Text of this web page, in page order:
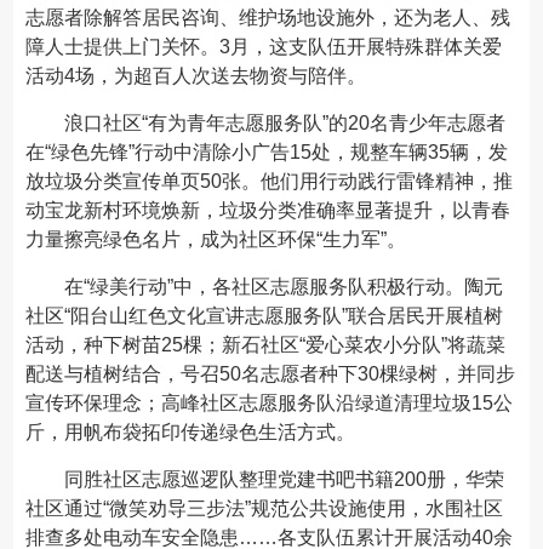
志愿者除解答居民咨询、维护场地设施外，还为老人、残
障人士提供上门关怀。3月，这支队伍开展特殊群体关爱
活动4场，为超百人次送去物资与陪伴。
浪口社区“有为青年志愿服务队”的20名青少年志愿者
在“绿色先锋”行动中清除小广告15处，规整车辆35辆，发
放垃圾分类宣传单页50张。他们用行动践行雷锋精神，推
动宝龙新村环境焕新，垃圾分类准确率显著提升，以青春
力量擦亮绿色名片，成为社区环保“生力军”。
在“绿美行动”中，各社区志愿服务队积极行动。陶元
社区“阳台山红色文化宣讲志愿服务队”联合居民开展植树
活动，种下树苗25棵；新石社区“爱心菜农小分队”将蔬菜
配送与植树结合，号召50名志愿者种下30棵绿树，并同步
宣传环保理念；高峰社区志愿服务队沿绿道清理垃圾15公
斤，用帆布袋拓印传递绿色生活方式。
同胜社区志愿巡逻队整理党建书吧书籍200册，华荣
社区通过“微笑劝导三步法”规范公共设施使用，水围社区
排查多处电动车安全隐患……各支队伍累计开展活动40余